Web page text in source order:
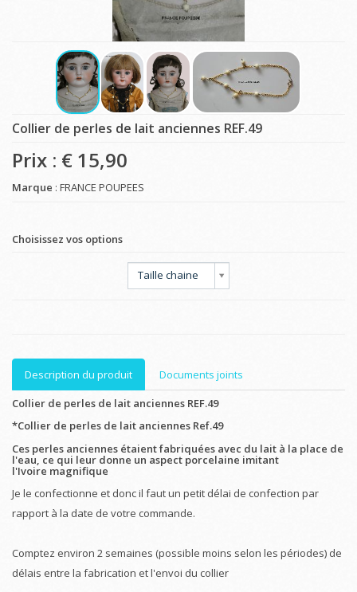
Collier de perles de lait anciennes REF.49
Prix : € 15,90
Marque : FRANCE POUPEES
Choisissez vos options
Taille chaine
Description du produit
Documents joints
Collier de perles de lait anciennes REF.49
*Collier de perles de lait anciennes Ref.49
Ces perles anciennes étaient fabriquées avec du lait à la place de
l'eau, ce qui leur donne un aspect porcelaine imitant
l'Ivoire magnifique
Je le confectionne et donc il faut un petit délai de confection par
rapport à la date de votre commande.
Comptez environ 2 semaines (possible moins selon les périodes) de
délais entre la fabrication et l'envoi du collier